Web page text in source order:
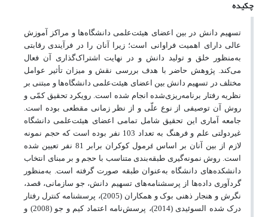
چکیده
تسهیم دانش در بین اعضای هیئت‌علمی دانشگاه‌ها و مراکز آموزش
عالی دارای اهمیت فراوانی است؛ زیرا آنان را در فرآیندی رقابتی
به‌منظور خلق و تولید دانش و در نهایت اشتراک‌گذاری آن فعال
می‌کند. پژوهش حاضر با هدف بررسی نقش و میزان تأثیر عوامل
مختلف در تسهیم دانش بین اعضای هیئت‌علمی دانشگاه‌ها و مبتنی بر
نظریه رفتار برنامه‌ریزی‌شده انجام شده است. رویکرد تحقیق کمّی و
روش آن توصیفی از نوع علّی و از نظر زمانی مقطعی بوده است.
جامعه آماری این تحقیق شامل تمامی اعضای هیئت‌علمی دانشگاه
غیردولتی علم و فرهنگ به تعداد 103 نفر بوده است که حجم نمونه
لازم از بین آنان بر اساس فرمول کوکران برابر 81 نفر تعیین شده
است. روش نمونه‌گیری طبقه‌بندی متناسب با حجم و بر مبنای انتخاب
دانشکده‌های دانشگاه به‌عنوان طبقه صورت گرفته است. به‌منظور
گردآوری داده‌ها از پرسشنامه‌های تسهیم دانش، جو سازمانی، قصد،
نگرش و هنجار ذهنی بوک و همکاران (2005)، پرسشنامه کنترل رفتار
درک شده السوئیدی (2014)، پرسش‌نامه اعتماد کیم و جو (2008) و